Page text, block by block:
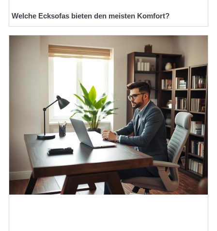
Welche Ecksofas bieten den meisten Komfort?